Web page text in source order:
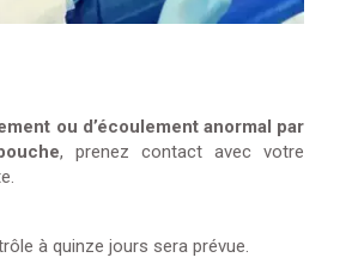
ou d’écoulement anormal par
, prenez contact avec votre
à quinze jours sera prévue.